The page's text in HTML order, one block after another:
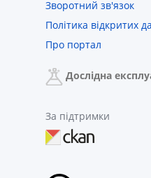
Зворотний зв'язок
Політика відкритих
Про портал
Дослідна
За підтримки